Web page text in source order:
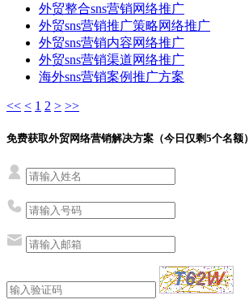
外贸整合sns营销网络推广
外贸sns营销推广策略网络推广
外贸sns营销内容网络推广
外贸sns营销渠道网络推广
海外sns营销案例推广方案
<< < 1 2 > >>
免费获取外贸网络营销解决方案（今日仅剩5个名额）